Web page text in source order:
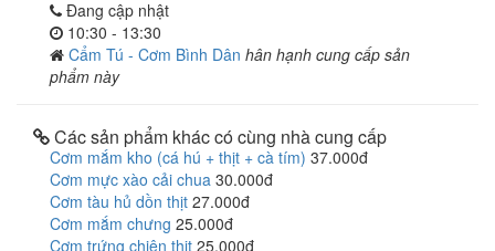
Đang cập nhật
10:30 - 13:30
Cẩm Tú - Cơm Bình Dân hân hạnh cung cấp sản
phẩm này
Các sản phẩm khác có cùng nhà cung cấp
Cơm mắm kho (cá hú + thịt + cà tím) 37.000đ
Cơm mực xào cải chua 30.000đ
Cơm tàu hủ dồn thịt 27.000đ
Cơm mắm chưng 25.000đ
Cơm trứng chiên thịt 25.000đ